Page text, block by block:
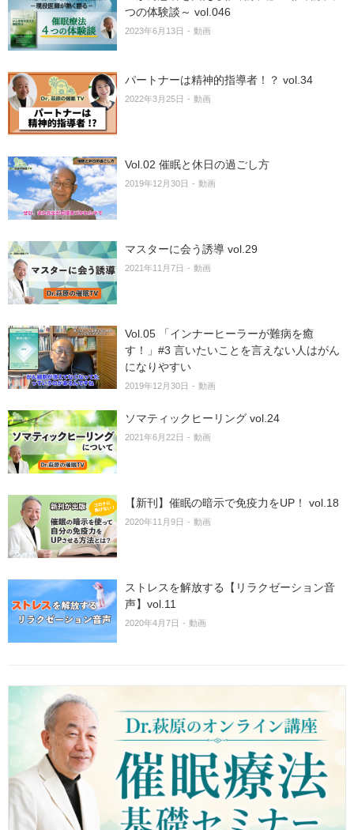
つの体験談～ vol.046
2023年6月13日 動画
パートナーは精神的指導者！？ vol.34
2022年3月25日 動画
Vol.02 催眠と休日の過ごし方
2019年12月30日 動画
マスターに会う誘導 vol.29
2021年11月7日 動画
Vol.05 「インナーヒーラーが難病を癒
す！」#3 言いたいことを言えない人はがん
になりやすい
2019年12月30日 動画
ソマティックヒーリング vol.24
2021年6月22日 動画
【新刊】催眠の暗示で免疫力をUP！ vol.18
2020年11月9日 動画
ストレスを解放する【リラクゼーション音
声】vol.11
2020年4月7日 動画